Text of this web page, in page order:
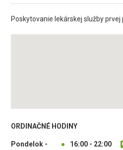
Poskytovanie lekárskej služby
ORDINAČNÉ HODINY
Pondelok -
● 16:00 - 22:00